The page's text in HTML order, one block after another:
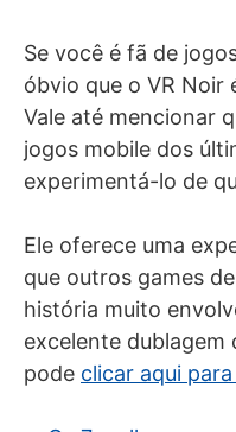
Se você é fã de
óbvio que o VR Noir
Vale até mencionar
jogos mobile dos
experimentá-lo de
Ele oferece uma
que outros games
história muito
excelente dublagem
pode clicar aqui